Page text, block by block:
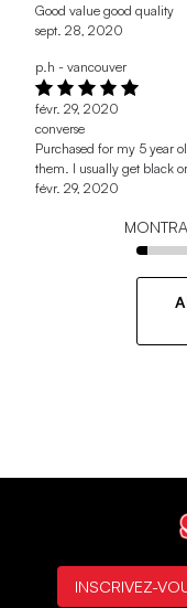
Good value good quality
sept. 28, 2020
p.h - vancouver
févr. 29, 2020
converse
Purchased for my 5 year
them. I usually get black
févr. 29, 2020
INSCRIVEZ-